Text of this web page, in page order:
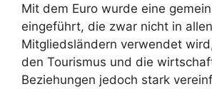
Mit dem Euro wurde eine
eingeführt, die zwar nicht in allen
Mitgliedsländern verwendet
den Tourismus und die
Beziehungen jedoch stark